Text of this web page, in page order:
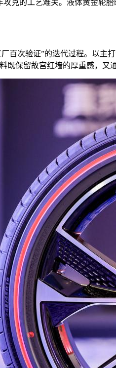
克的工艺难关。液体黄金轮
百次验证”的迭代过程。以
既保留故宫红墙的厚重感，又